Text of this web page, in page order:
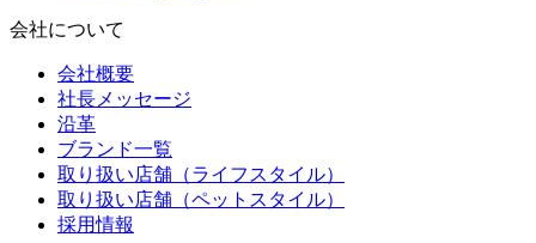
会社について
会社概要
社長メッセージ
沿革
ブランド一覧
取り扱い店舗（ライフスタイル）
取り扱い店舗（ペットスタイル）
採用情報